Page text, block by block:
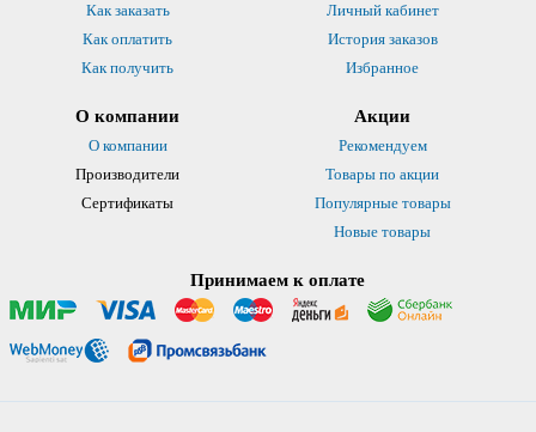
Как заказать
Как оплатить
Как получить
Личный кабинет
История заказов
Избранное
О компании
О компании
Производители
Сертификаты
Акции
Рекомендуем
Товары по акции
Популярные товары
Новые товары
Принимаем к оплате